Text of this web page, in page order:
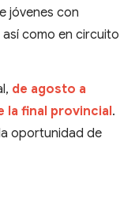
jóvenes con
como en circuito
de agosto a
la final provincial.
oportunidad de